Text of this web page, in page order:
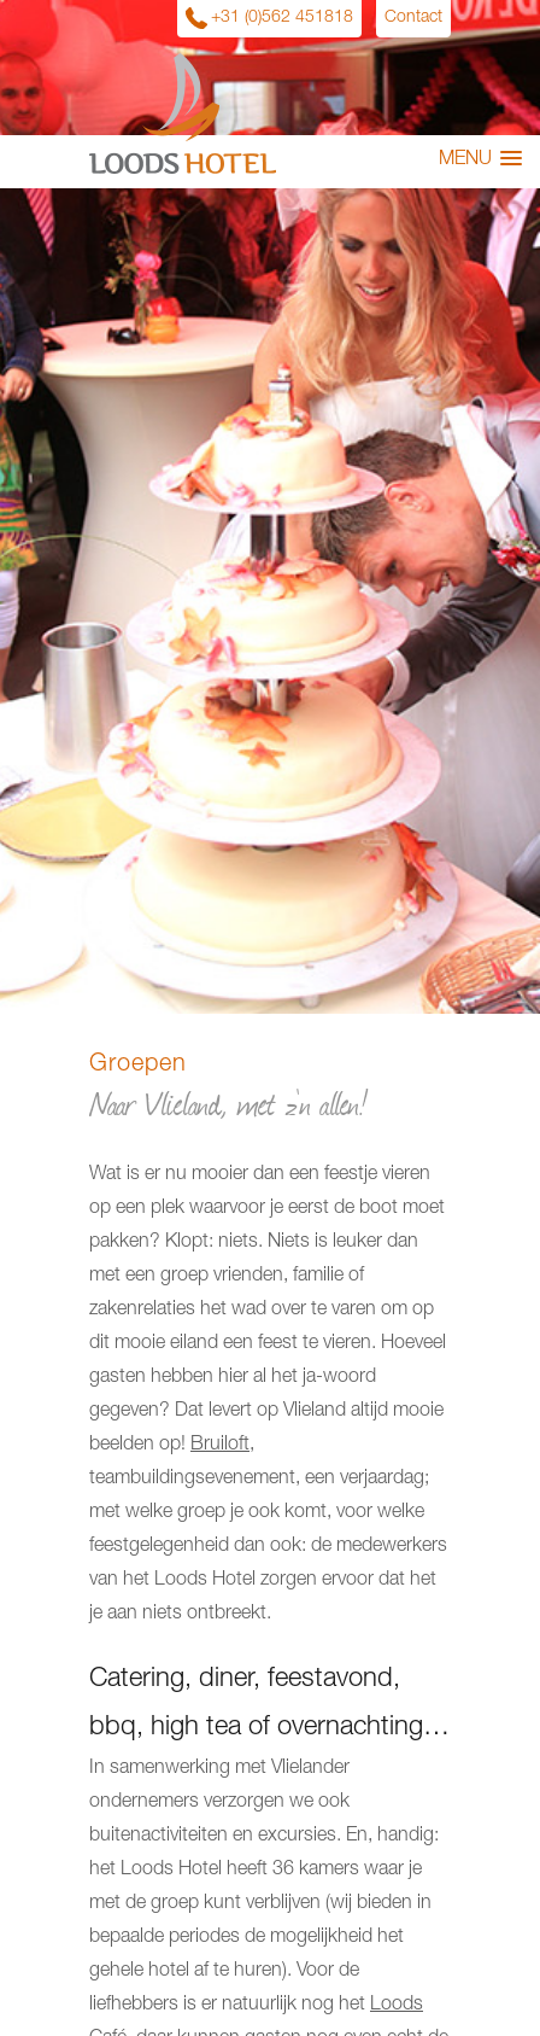
MENU
+31 (0)562 451818 Contact
Groepen
Naar Vlieland, met z'n allen!
Wat is er nu mooier dan een feestje vieren
op een plek waarvoor je eerst de boot moet
pakken? Klopt: niets. Niets is leuker dan
met een groep vrienden, familie of
zakenrelaties het wad over te varen om op
dit mooie eiland een feest te vieren. Hoeveel
gasten hebben hier al het ja-woord
gegeven? Dat levert op Vlieland altijd mooie
beelden op! Bruiloft,
teambuildingsevenement, een verjaardag;
met welke groep je ook komt, voor welke
feestgelegenheid dan ook: de medewerkers
van het Loods Hotel zorgen ervoor dat het
je aan niets ontbreekt.
Catering, diner, feestavond,
bbq, high tea of overnachting…
In samenwerking met Vlielander
ondernemers verzorgen we ook
buitenactiviteiten en excursies. En, handig:
het Loods Hotel heeft 36 kamers waar je
met de groep kunt verblijven (wij bieden in
bepaalde periodes de mogelijkheid het
gehele hotel af te huren). Voor de
liefhebbers is er natuurlijk nog het Loods